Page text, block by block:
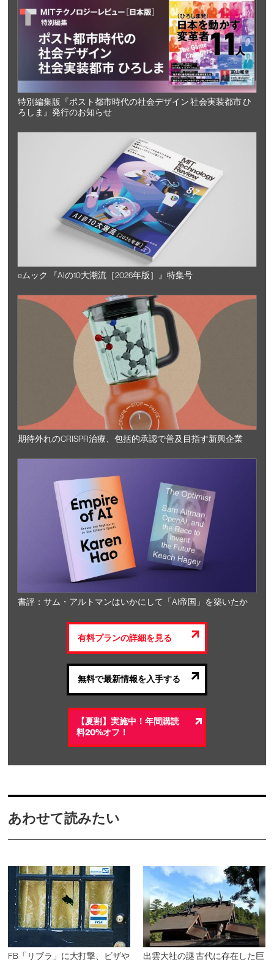
特別編集版『ポスト都市時代の社会デザイン 社会実装都市 ひ
ろしま』発行のお知らせ
eムック 『AIの10大潮流［2026年版］』特集号
期待外れのCRISPR治療、包括的承認で普及目指す新興企業
書評：サム・アルトマンはいかにして「AI帝国」を築いたか
有料プランの詳細を見る
無料で最新情報を入手する
【夏割】実施中！年間購読
料20%オフ！
あわせて読みたい
FB「リブラ」に大打撃、ビザや
出雲大社の謎 古代に存在した巨